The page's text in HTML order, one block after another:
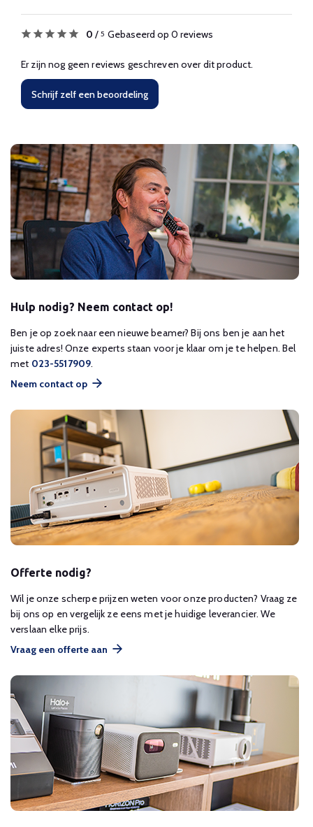
0 / 5 Gebaseerd op 0 reviews
Er zijn nog geen reviews geschreven over dit product.
Schrijf zelf een beoordeling
Hulp nodig? Neem contact op!
Ben je op zoek naar een nieuwe beamer? Bij ons ben je aan het
juiste adres! Onze experts staan voor je klaar om je te helpen. Bel
met 023-5517909.
Neem contact op
Offerte nodig?
Wil je onze scherpe prijzen weten voor onze producten? Vraag ze
bij ons op en vergelijk ze eens met je huidige leverancier. We
verslaan elke prijs.
Vraag een offerte aan